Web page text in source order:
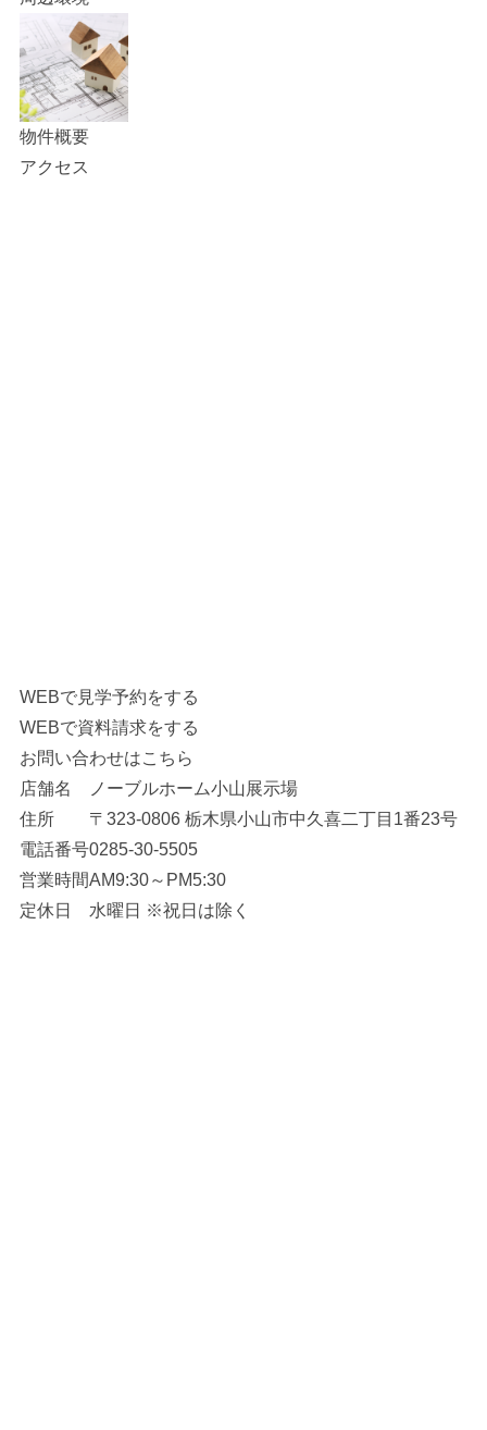
物件概要
アクセス
WEBで見学予約をする
WEBで資料請求をする
お問い合わせはこちら
店舗名
ノーブルホーム小山展示場
住所
〒323-0806 栃木県小山市中久喜二丁目1番23号
電話番号0285-30-5505
営業時間AM9:30～PM5:30
定休日
水曜日 ※祝日は除く